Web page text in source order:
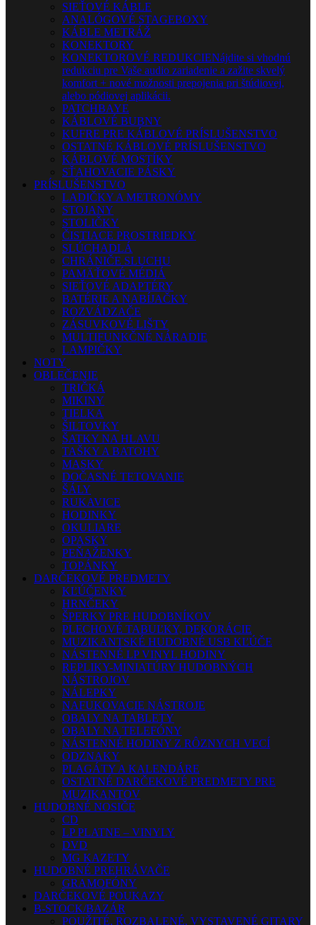
SIEŤOVÉ KÁBLE
ANALÓGOVÉ STAGEBOXY
KÁBLE METRÁŽ
KONEKTORY
KONEKTOROVÉ REDUKCIENájdite si vhodnú
redukciu pre Vaše audio zariadenie a zažite skvelý
komfort + nové možnosti prepojenia pri štúdiovej,
alebo pódiovej aplikácii.
PATCHBAYE
KÁBLOVÉ BUBNY
KUFRE PRE KÁBLOVÉ PRÍSLUŠENSTVO
OSTATNÉ KÁBLOVÉ PRÍSLUŠENSTVO
KÁBLOVÉ MOSTÍKY
SŤAHOVACIE PÁSKY
PRÍSLUŠENSTVO
LADIČKY A METRONÓMY
STOJANY
STOLIČKY
ČISTIACE PROSTRIEDKY
SLÚCHADLÁ
CHRÁNIČE SLUCHU
PAMÄŤOVÉ MÉDIÁ
SIEŤOVÉ ADAPTÉRY
BATÉRIE A NABÍJAČKY
ROZVÁDZAČE
ZÁSUVKOVÉ LIŠTY
MULTIFUNKČNÉ NÁRADIE
LAMPIČKY
NOTY
OBLEČENIE
TRIČKÁ
MIKINY
TIELKA
ŠILTOVKY
ŠATKY NA HLAVU
TAŠKY A BATOHY
MASKY
DOČASNÉ TETOVANIE
ŠÁLY
RUKAVICE
HODINKY
OKULIARE
OPASKY
PEŇAŽENKY
TOPÁNKY
DARČEKOVÉ PREDMETY
KĽÚČENKY
HRNČEKY
ŠPERKY PRE HUDOBNÍKOV
PLECHOVÉ TABUĽKY, DEKORÁCIE
MUZIKANTSKÉ HUDOBNÉ USB KĽÚČE
NÁSTENNÉ LP VINYL HODINY
REPLIKY-MINIATÚRY HUDOBNÝCH
NÁSTROJOV
NÁLEPKY
NAFUKOVACIE NÁSTROJE
OBALY NA TABLETY
OBALY NA TELEFÓNY
NÁSTENNÉ HODINY Z RÔZNYCH VECÍ
ODZNAKY
PLAGÁTY A KALENDÁRE
OSTATNÉ DARČEKOVÉ PREDMETY PRE
MUZIKANTOV
HUDOBNÉ NOSIČE
CD
LP PLATNE – VINYLY
DVD
MG KAZETY
HUDOBNÉ PREHRÁVAČE
GRAMOFÓNY
DARČEKOVÉ POUKAZY
B-STOCK/BAZÁR
POUŽITÉ, ROZBALENÉ, VYSTAVENÉ GITARY